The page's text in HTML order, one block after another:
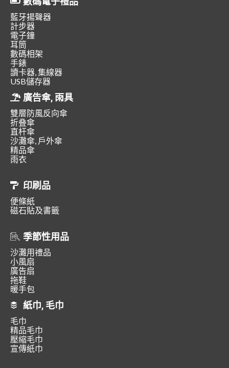
藍牙揚聲器
計步器
電子鐘
耳筒
數碼相架
手錶
讀卡器, 集線器
USB儲存器
廣告傘, 雨具
雙層防風反向傘
折叠傘
直杆傘
沙灘傘, 戶外傘
精品傘
雨衣
印刷品
便條紙
磁石貼及書籤
季節性用品
沙灘用禮品
小風扇
廣告扇
拖鞋
暖手包
紙巾, 毛巾
毛巾
精品毛巾
壓縮毛巾
宣傳紙巾